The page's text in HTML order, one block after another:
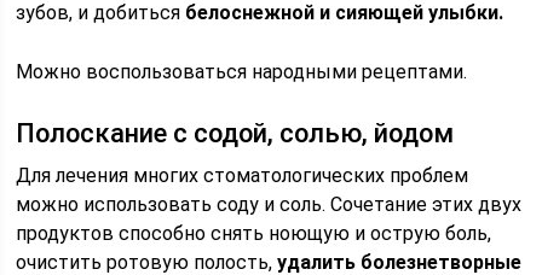
зубов, и добиться белоснежной и сияющей улыбки.
Можно воспользоваться народными рецептами.
Полоскание с содой, солью, йодом
Для лечения многих стоматологических проблем
можно использовать соду и соль. Сочетание этих двух
продуктов способно снять ноющую и острую боль,
очистить ротовую полость,удалить болезнетворные